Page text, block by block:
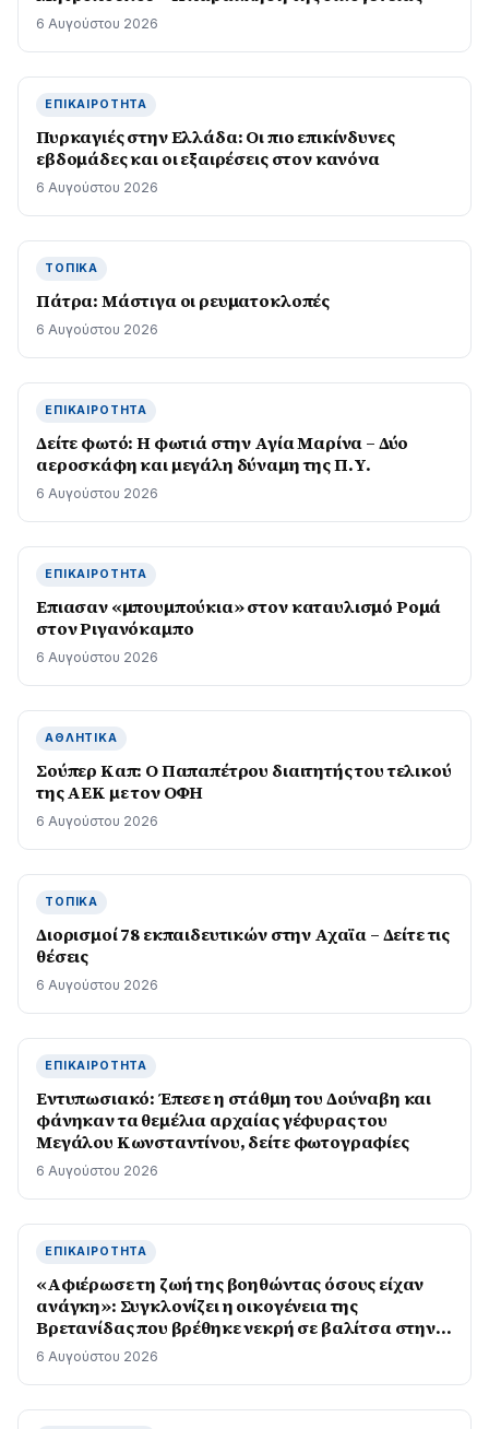
6 Αυγούστου 2026
ΕΠΙΚΑΙΡΌΤΗΤΑ
Πυρκαγιές στην Ελλάδα: Οι πιο επικίνδυνες
εβδομάδες και οι εξαιρέσεις στον κανόνα
6 Αυγούστου 2026
ΤΟΠΙΚΆ
Πάτρα: Μάστιγα οι ρευµατοκλοπές
6 Αυγούστου 2026
ΕΠΙΚΑΙΡΌΤΗΤΑ
Δείτε φωτό: Η φωτιά στην Αγία Μαρίνα – Δύο
αεροσκάφη και μεγάλη δύναμη της Π.Υ.
6 Αυγούστου 2026
ΕΠΙΚΑΙΡΌΤΗΤΑ
Επιασαν «µπουµπούκια» στον καταυλισµό Ροµά
στον Ριγανόκαμπο
6 Αυγούστου 2026
ΑΘΛΗΤΙΚΆ
Σούπερ Καπ: Ο Παπαπέτρου διαιτητής του τελικού
της ΑΕΚ με τον ΟΦΗ
6 Αυγούστου 2026
ΤΟΠΙΚΆ
Διορισμοί 78 εκπαιδευτικών στην Αχαϊα – Δείτε τις
θέσεις
6 Αυγούστου 2026
ΕΠΙΚΑΙΡΌΤΗΤΑ
Εντυπωσιακό: Έπεσε η στάθμη του Δούναβη και
φάνηκαν τα θεμέλια αρχαίας γέφυρας του
Μεγάλου Κωνσταντίνου, δείτε φωτογραφίες
6 Αυγούστου 2026
ΕΠΙΚΑΙΡΌΤΗΤΑ
«Αφιέρωσε τη ζωή της βοηθώντας όσους είχαν
ανάγκη»: Συγκλονίζει η οικογένεια της
Βρετανίδας που βρέθηκε νεκρή σε βαλίτσα στην
Κυψέλη
6 Αυγούστου 2026